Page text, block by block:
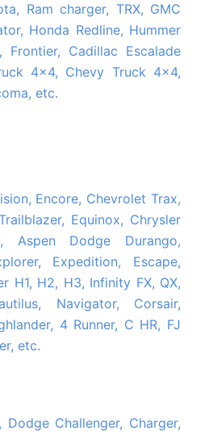
Ram charger, TRX, GMC
Honda Redline, Hummer
Frontier, Cadillac Escalade
4x4, Chevy Truck 4x4,
etc.
Equinox, Chrysler
Aspen Dodge Durango,
Expedition, Escape,
H1, H2, H3, Infinity FX, QX,
Navigator, Corsair,
4 Runner, C HR, FJ
etc.